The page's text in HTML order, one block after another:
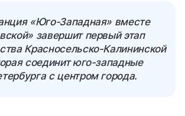
«Юго-Западная» вместе
завершит первый этап
Красносельско-Калининской
соединит юго-западные
с центром города.